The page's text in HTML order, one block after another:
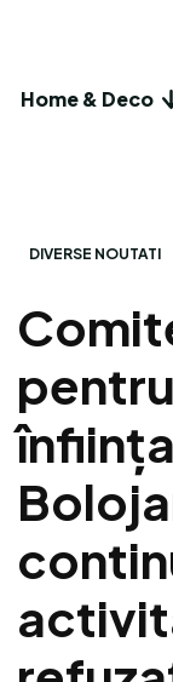
Home & Deco
DIVERSE NOUTATI